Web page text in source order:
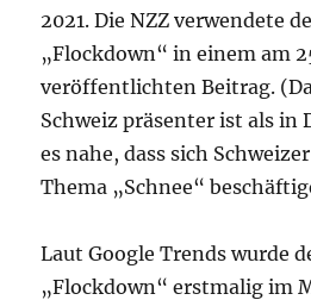
2021. Die NZZ verwendete
„Flockdown“ in einem am
veröffentlichten Beitrag.
Schweiz präsenter ist als in
es nahe, dass sich
Thema „Schnee“
Laut Google Trends wurde
„Flockdown“ erstmalig im